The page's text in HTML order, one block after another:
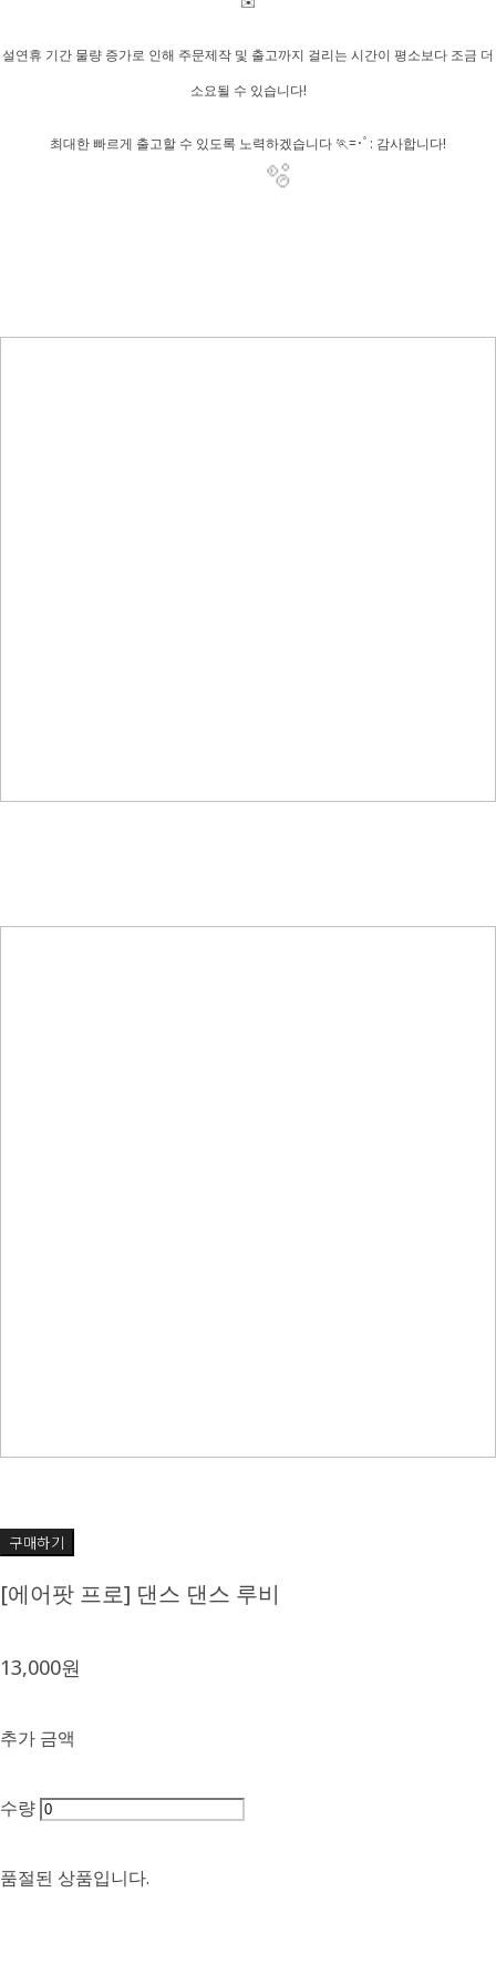
설연휴 기간 물량 증가로 인해 주문제작 및 출고까지 걸리는 시간이 평소보다 조금 더
소요될 수 있습니다!
최대한 빠르게 출고할 수 있도록 노력하겠습니다 🏃=･ﾟ: 감사합니다!
구매하기
[에어팟 프로] 댄스 댄스 루비
13,000원
추가 금액
수량
품절된 상품입니다.